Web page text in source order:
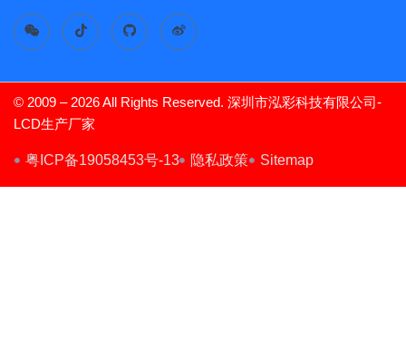
© 2009 – 2026 All Rights Reserved. 深圳市泓彩科技有限公司-
LCD生产厂家
粤ICP备19058453号-13 隐私政策 Sitemap